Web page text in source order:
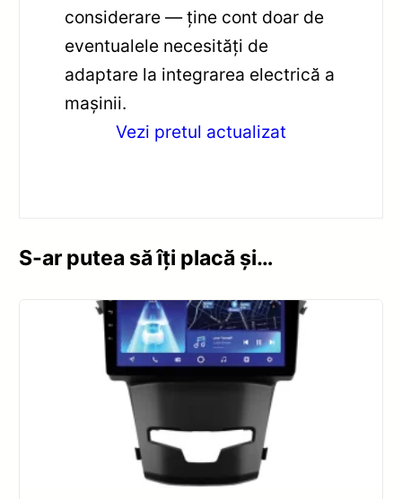
considerare — ține cont doar de
eventualele necesități de
adaptare la integrarea electrică a
mașinii.
Vezi pretul actualizat
S-ar putea să îți placă și…